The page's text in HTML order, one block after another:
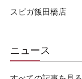
スピガ飯田橋店
ニュース